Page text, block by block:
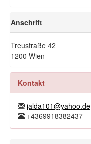
Anschrift
Treustraße 42
1200 Wien
Kontakt
jalda101@yahoo.de
+4369918382437